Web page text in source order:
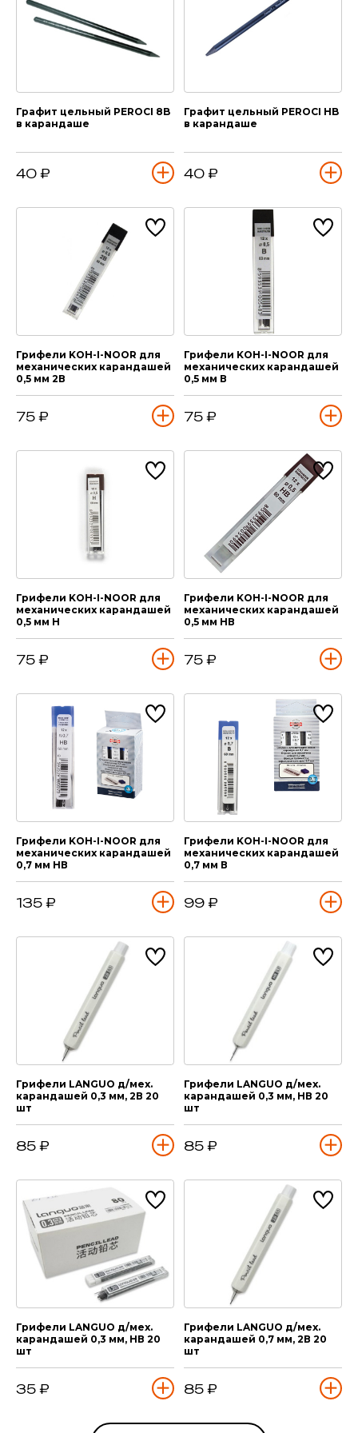
Графит цельный PEROCI 8B
в карандаше
40 ₽
Графит цельный PEROCI HB
в карандаше
40 ₽
Грифели KOH-I-NOOR для
механических карандашей
0,5 мм 2В
75 ₽
Грифели KOH-I-NOOR для
механических карандашей
0,5 мм В
75 ₽
Грифели KOH-I-NOOR для
механических карандашей
0,5 мм Н
75 ₽
Грифели KOH-I-NOOR для
механических карандашей
0,5 мм НВ
75 ₽
Грифели KOH-I-NOOR для
механических карандашей
0,7 мм HВ
135 ₽
Грифели KOH-I-NOOR для
механических карандашей
0,7 мм В
99 ₽
Грифели LANGUO д/мех.
карандашей 0,3 мм, 2В 20
шт
85 ₽
Грифели LANGUO д/мех.
карандашей 0,3 мм, НВ 20
шт
85 ₽
Грифели LANGUO д/мех.
карандашей 0,3 мм, НВ 20
шт
35 ₽
Грифели LANGUO д/мех.
карандашей 0,7 мм, 2В 20
шт
85 ₽